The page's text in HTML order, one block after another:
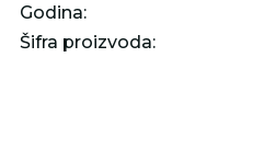
Godina:
Šifra proizvoda: